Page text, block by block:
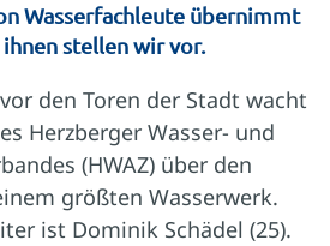
Wasserfachleute übernimmt
ihnen stellen wir vor.
den Toren der Stadt wacht
Herzberger Wasser- und
(HWAZ) über den
größten Wasserwerk.
ist Dominik Schädel (25).